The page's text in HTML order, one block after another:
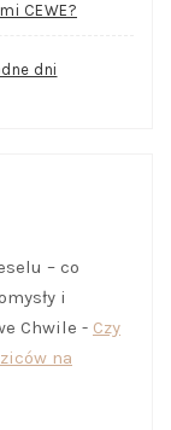
CEWE?
dni
– co
i
Chwile - Czy
na